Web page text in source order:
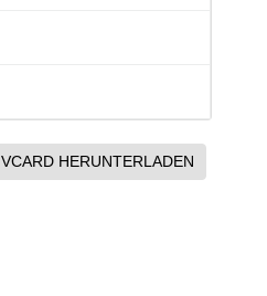
VCARD HERUNTERLADEN